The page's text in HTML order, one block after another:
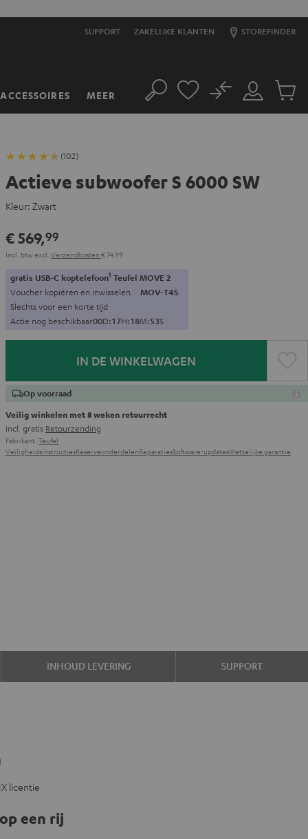
SUPPORT ZAKELIJKE KLANTEN STOREFINDER
ACCESSOIRES MEER Zoeken
Mijn
account
No
(102)
Actieve subwoofer S 6000 SW
Kleur: Zwart
€ 569,99
Incl. btwexcl. Verzendkosten € 74,99
gratis USB-C koptelefoon1 Teufel MOVE 2
Voucher kopiëren en inwisselen. MOV-T4S
Slechts voor een korte tijd
Actie nog beschikbaar00D:17H:18M:52S
IN DE WINKELWAGEN
Op voorraad
Veilig winkelen met 8 weken retourrecht
incl. gratis Retourzending
Fabrikant: Teufel
VeiligheidsinstructiesReserveonderdelenReparatiesSoftware-updatesWettelijke garantie
INHOUD LEVERING SUPPORT
licentie
een rij